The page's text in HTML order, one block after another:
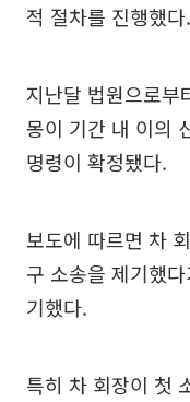
적 절차를 진행했다.
지난달 법원으로부
몽이 기간 내 이의
명령이 확정됐다.
보도에 따르면 차
구 소송을 제기했
기했다.
특히 차 회장이 첫